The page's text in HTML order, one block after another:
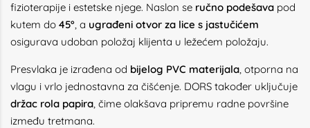
fizioterapije i estetske njege. Naslon se ručno podešava pod
kutem do 45°, a ugrađeni otvor za lice s jastučićem
osigurava udoban položaj klijenta u ležećem položaju.
Presvlaka je izrađena od bijelog PVC materijala, otporna na
vlagu i vrlo jednostavna za čišćenje. DORS također uključuje
držac rola papira, čime olakšava pripremu radne površine
između tretmana.